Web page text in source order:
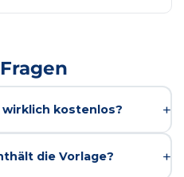
kostenlos?
Keine
die Vorlage?